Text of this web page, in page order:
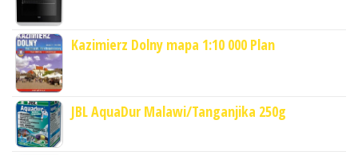
Kazimierz Dolny mapa 1:10 000 Plan
JBL AquaDur Malawi/Tanganjika 250g